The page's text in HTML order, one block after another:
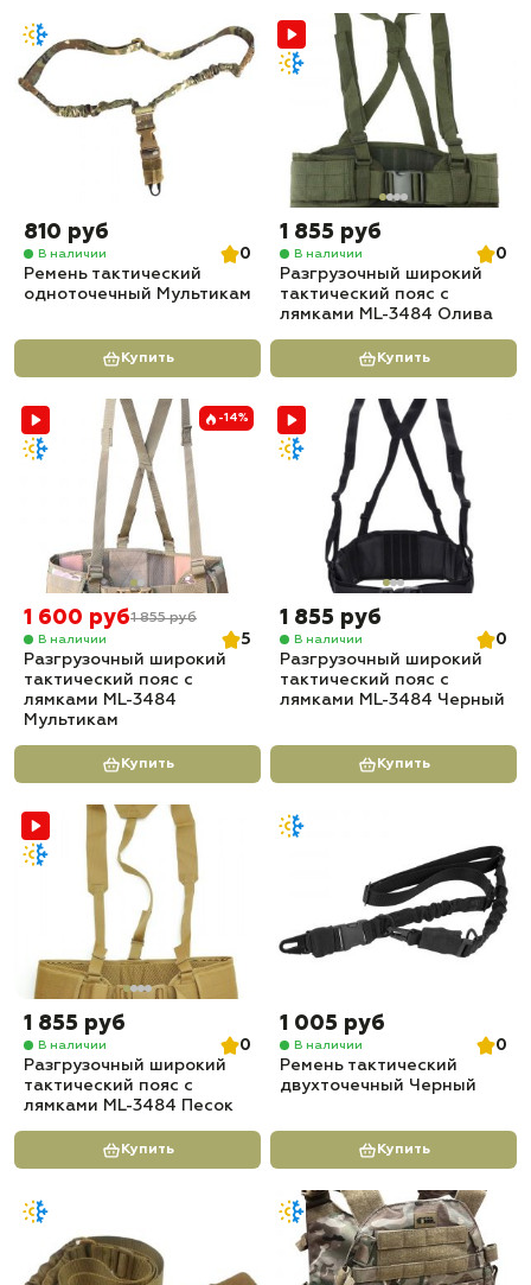
810 руб
В наличии
0
Ремень тактический
одноточечный Мультикам
Купить
1 855 руб
В наличии
0
Разгрузочный широкий
тактический пояс с
лямками ML-3484 Олива
Купить
-14%
1 600 руб1 855 руб
В наличии
5
Разгрузочный широкий
тактический пояс с
лямками ML-3484
Мультикам
Купить
1 855 руб
В наличии
0
Разгрузочный широкий
тактический пояс с
лямками ML-3484 Черный
Купить
1 855 руб
В наличии
0
Разгрузочный широкий
тактический пояс с
лямками ML-3484 Песок
Купить
1 005 руб
В наличии
0
Ремень тактический
двухточечный Черный
Купить